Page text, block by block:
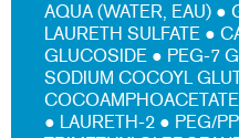
AQUA (WATER, EAU) ●
LAURETH SULFATE ●
GLUCOSIDE ● PEG-7
SODIUM COCOYL
● LAURETH-2 ● PEG/